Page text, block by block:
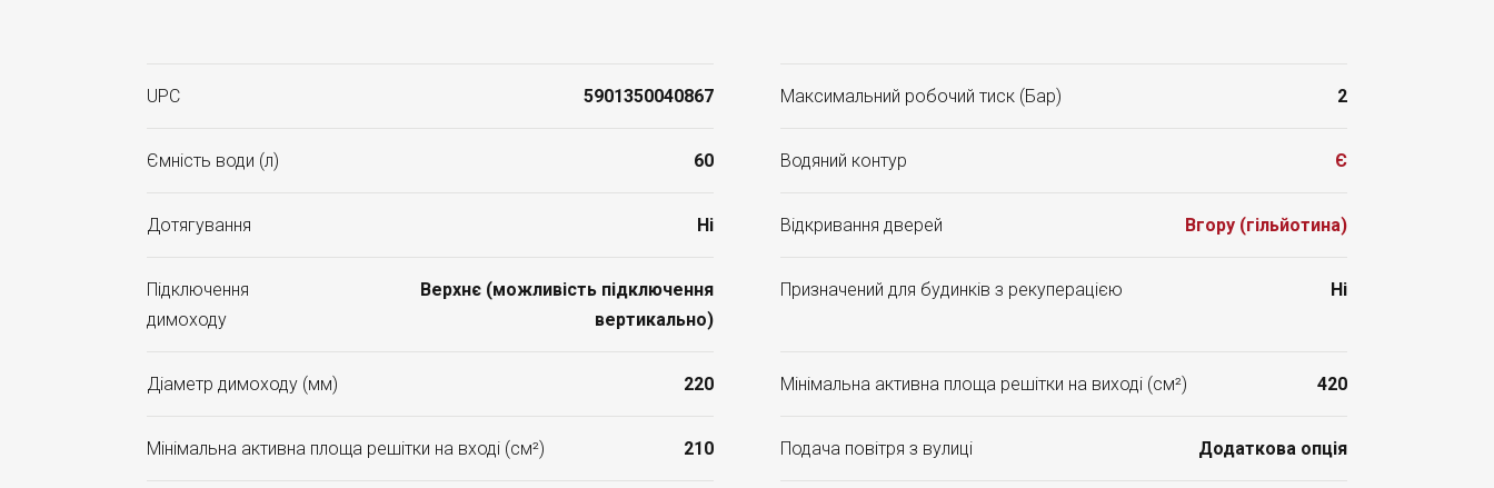
UPC 5901350040867 Максимальний робочий тиск (Бар) 2
Ємність води (л) 60 Водяний контур Є
Дотягування Ні Відкривання дверей Вгору (гільйотина)
Підключення
димоходу
Верхнє (можливість підключення
вертикально)
Призначений для будинків з рекуперацією Ні
Діаметр димоходу (мм) 220 Мінімальна активна площа решітки на виході (см²) 420
Мінімальна активна площа решітки на вході (см²) 210 Подача повітря з вулиці Додаткова опція